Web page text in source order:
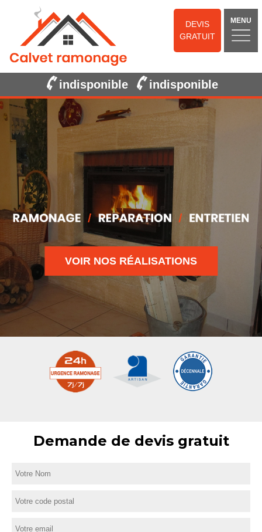
DEVIS
GRATUIT
MENU
indisponible indisponible
VOIR NOS RÉALISATIONS
Demande de devis gratuit